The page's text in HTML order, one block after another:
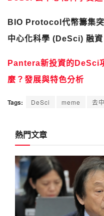
BIO Protocol代幣籌集
中心化科學 (DeSci) 融資
Pantera新投資的DeSci
麼？發展與特色分析
Tags: DeSci meme 去
熱門文章